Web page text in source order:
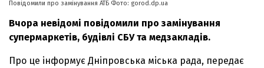
Повідомили про замінування АТБ Фото: gorod.dp.ua
Вчора невідомі повідомили про замінування
супермаркетів, будівлі СБУ та медзакладів.
Про це інформує Дніпровська міська рада, передає